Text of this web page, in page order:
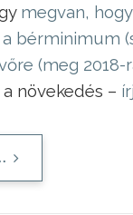
megvan,
bérminimum
(meg 2018-
növekedés –